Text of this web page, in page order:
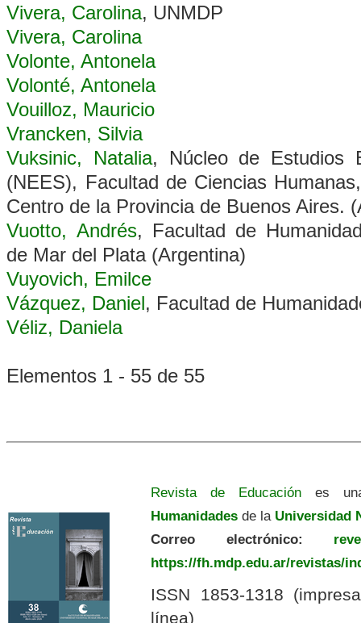
Vivera, Carolina, UNMDP
Vivera, Carolina
Volonte, Antonela
Volonté, Antonela
Vouilloz, Mauricio
Vrancken, Silvia
Vuksinic, Natalia, Núcleo de Estudios
(NEES), Facultad de Ciencias
Centro de la Provincia de Buenos Aires.
Vuotto, Andrés, Facultad de
de Mar del Plata (Argentina)
Vuyovich, Emilce
Vázquez, Daniel, Facultad de
Véliz, Daniela
Elementos 1 - 55 de 55
Revista de Educación es
Humanidades de la Universidad
Correo electrónico:
https://fh.mdp.edu.ar/revistas/
ISSN 1853-1318
línea)